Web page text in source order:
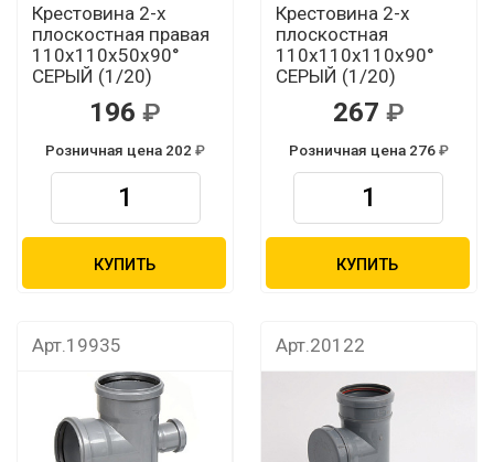
Крестовина 2-х
плоскостная правая
110х110х50х90°
СЕРЫЙ (1/20)
196
Розничная цена 202
КУПИТЬ
Крестовина 2-х
плоскостная
110х110х110х90°
СЕРЫЙ (1/20)
267
Розничная цена 276
КУПИТЬ
Арт.19935 Арт.20122